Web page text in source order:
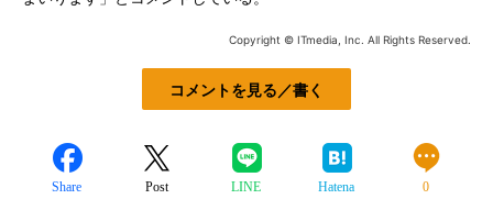
Copyright © ITmedia, Inc. All Rights Reserved.
コメントを見る／書く
Share Post LINE Hatena 0